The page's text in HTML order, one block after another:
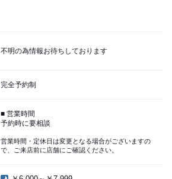
不明の為情報お待ちしております
完全予約制
■ 営業時間
予約時に要相談
営業時間・定休日は変更となる場合がございますの
で、ご来店前に店舗にご確認ください。